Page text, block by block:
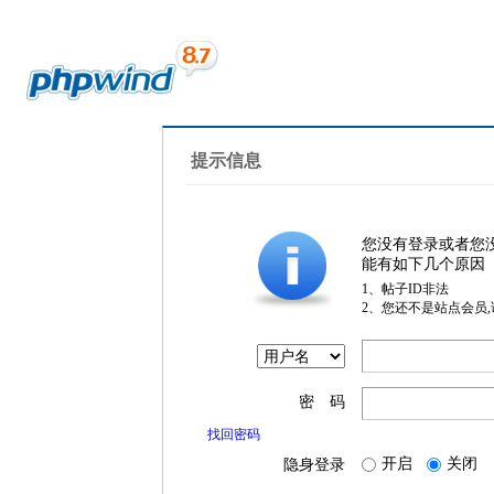
提示信息
您没有登录或者您
能有如下几个原因
1、帖子ID非法
2、您还不是站点会员
密 码
找回密码
隐身登录 开启 关闭